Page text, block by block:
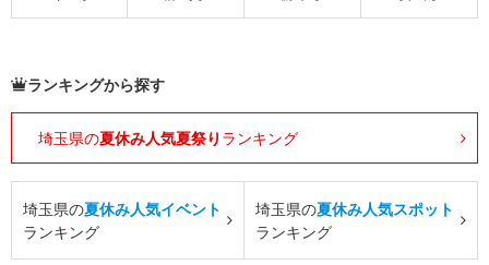
ランキングから探す
埼玉県の夏休み人気夏祭り ランキング
埼玉県の夏休み人気イベント
ランキング
埼玉県の夏休み人気スポット
ランキング